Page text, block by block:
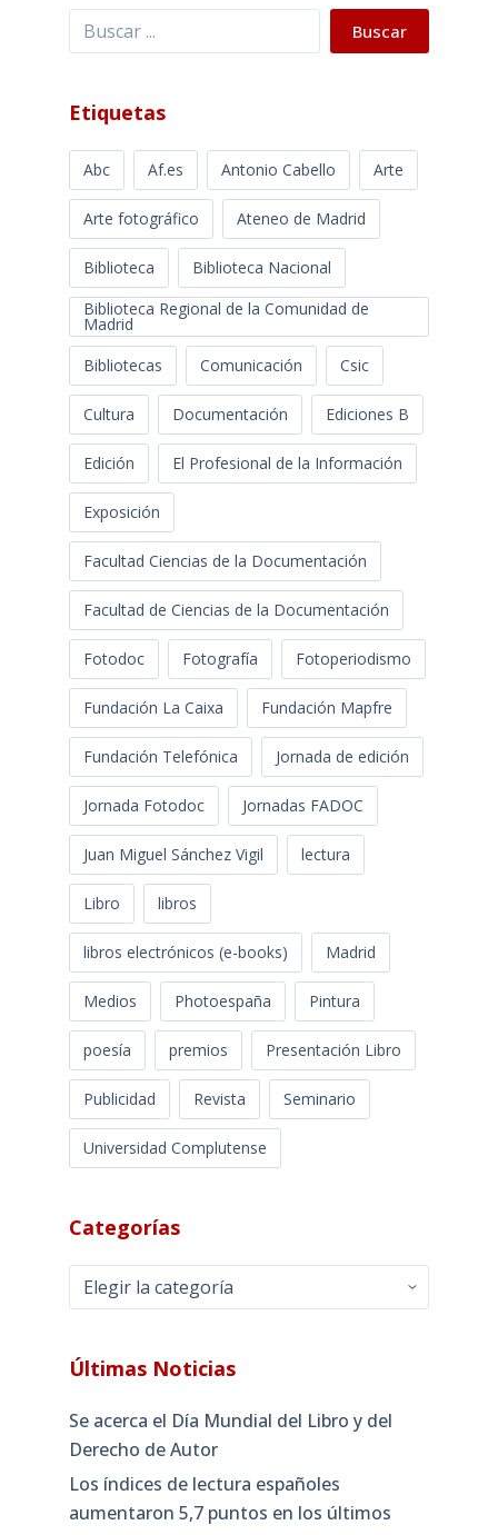
Buscar Buscar
Etiquetas
Abc Af.es Antonio Cabello Arte
Arte fotográfico Ateneo de Madrid
Biblioteca
Biblioteca Nacional
Biblioteca Regional de la Comunidad de
Madrid
Bibliotecas
Comunicación Csic
Cultura Documentación Ediciones B
Edición El Profesional de la Información
Exposición
Facultad Ciencias de la Documentación
Facultad de Ciencias de la Documentación
Fotodoc Fotografía Fotoperiodismo
Fundación La Caixa Fundación Mapfre
Fundación Telefónica Jornada de edición
Jornada Fotodoc Jornadas FADOC
Juan Miguel Sánchez Vigil lectura
Libro libros
libros electrónicos (e-books) Madrid
Medios Photoespaña Pintura
poesía premios Presentación Libro
Publicidad Revista Seminario
Universidad Complutense
Categorías
Categorías
Últimas Noticias
Se acerca el Día Mundial del Libro y del
Derecho de Autor
Los índices de lectura españoles
aumentaron 5,7 puntos en los últimos